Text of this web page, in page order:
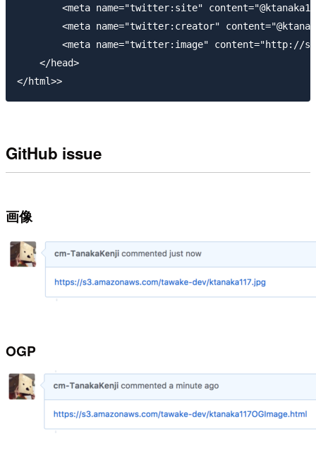
<meta name="twitter:site"
<meta name="twitter:creator"
<meta name="twitter:image" content="http://
    </head>
GitHub issue
画像
OGP